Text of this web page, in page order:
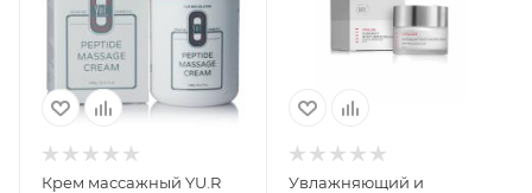
Крем массажный YU.R
Увлажняющий и